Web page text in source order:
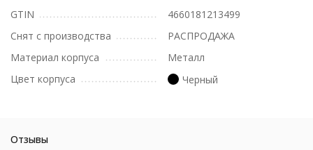
GTIN
4660181213499
Снят с производства
РАСПРОДАЖА
Материал корпуса
Металл
Цвет корпуса
Черный
Отзывы